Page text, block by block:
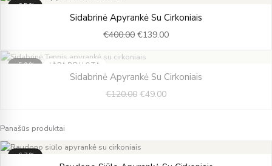
-65%
Sidabrinė Apyrankė Su Cirkoniais
€400.00
price
was:
€139.00
price
is:
-59% IŠPARDUOTA
Sidabrinė Apyrankė Su Cirkoniais
€120.00
price
was:
€49.00
price
is:
Panašūs produktai
-67%